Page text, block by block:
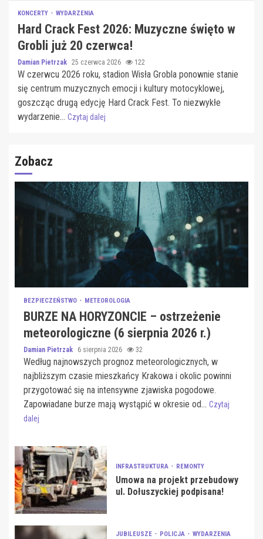
KONCERTY WYDARZENIA
Hard Crack Fest 2026: Muzyczne święto w
Grobli już 20 czerwca!
Damian Pietrzak 25 czerwca 2026 122
W czerwcu 2026 roku, stadion Wisła Grobla ponownie stanie
się centrum muzycznych emocji i kultury motocyklowej,
goszcząc drugą edycję Hard Crack Fest. To niezwykłe
wydarzenie... Czytaj dalej
Zobacz
BEZPIECZEŃSTWO METEOROLOGIA
BURZE NA HORYZONCIE – ostrzeżenie
meteorologiczne (6 sierpnia 2026 r.)
Damian Pietrzak 6 sierpnia 2026 32
Według najnowszych prognoz meteorologicznych, w
najbliższym czasie mieszkańcy Krakowa i okolic powinni
przygotować się na intensywne zjawiska pogodowe.
Zapowiadane burze mają wystąpić w okresie od... Czytaj
dalej
INFRASTRUKTURA REMONTY
Umowa na projekt przebudowy
ul. Dołuszyckiej podpisana!
JUBILEUSZE POLICJA WYDARZENIA